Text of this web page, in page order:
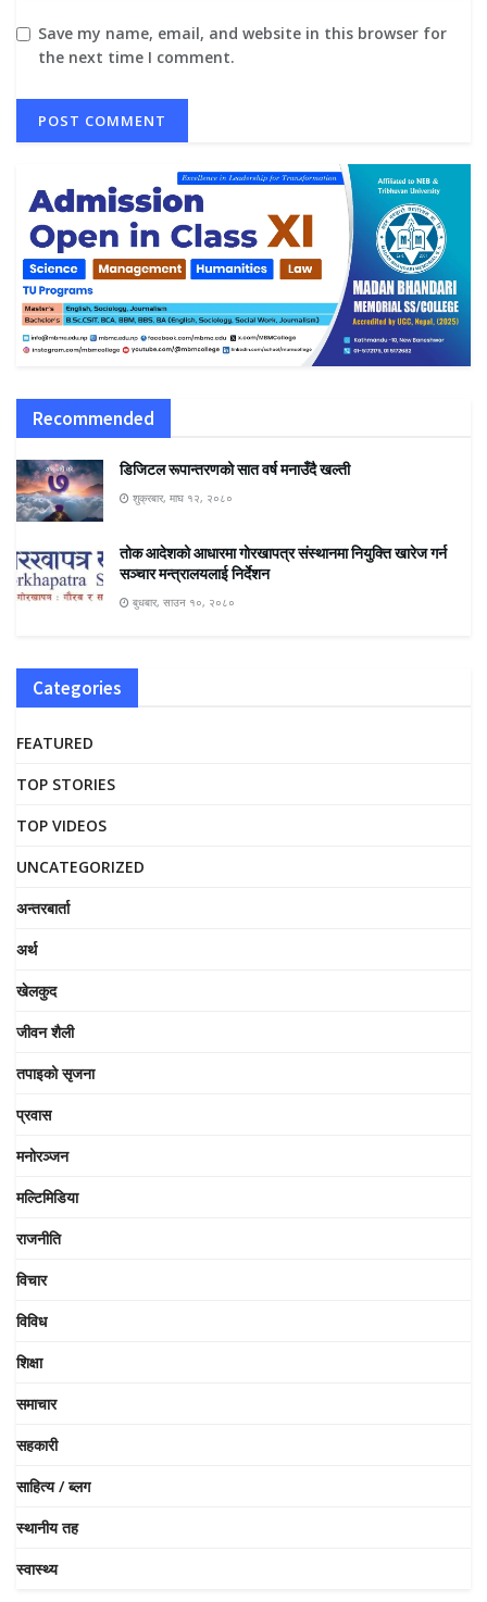
Save my name, email, and website in this browser for
the next time I comment.
Recommended
डिजिटल रूपान्तरणको सात वर्ष मनाउँदै खल्ती
शुक्रबार, माघ १२, २०८०
तोक आदेशको आधारमा गाेरखापत्र संस्थानमा नियुक्ति खारेज गर्न
सञ्चार मन्त्रालयलाई निर्देशन
बुधबार, साउन १०, २०८०
Categories
FEATURED
TOP STORIES
TOP VIDEOS
UNCATEGORIZED
अन्तरबार्ता
अर्थ
खेलकुद
जीवन शैली
तपाइको सृजना
प्रवास
मनोरञ्जन
मल्टिमिडिया
राजनीति
विचार
विविध
शिक्षा
समाचार
सहकारी
साहित्य / ब्लग
स्थानीय तह
स्वास्थ्य